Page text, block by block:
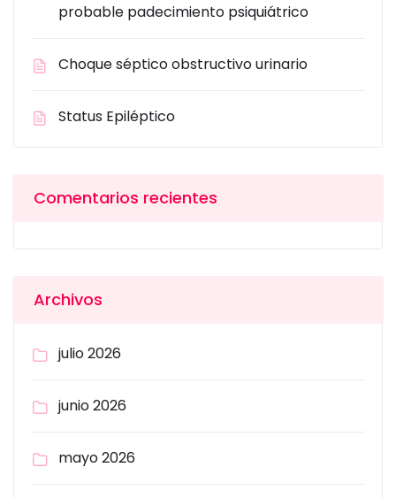
probable padecimiento psiquiátrico
Choque séptico obstructivo urinario
Status Epiléptico
Comentarios recientes
Archivos
julio 2026
junio 2026
mayo 2026